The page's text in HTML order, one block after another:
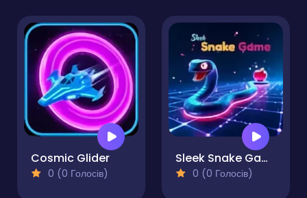
Cosmic Glider
0 (0 Голосів)
Sleek Snake Game
0 (0 Голосів)